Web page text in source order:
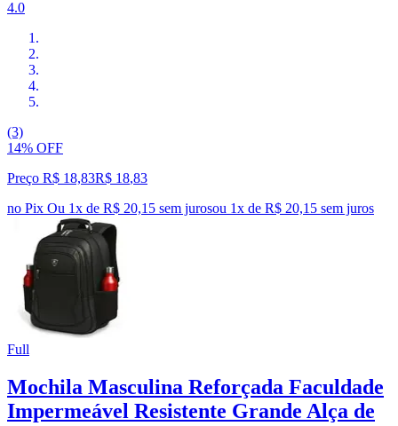
4.0
(3)
14% OFF
Preço R$ 18,83R$ 18,83
no Pix Ou 1x de R$ 20,15 sem jurosou 1x de R$ 20,15 sem juros
Full
Mochila Masculina Reforçada Faculdade
Impermeável Resistente Grande Alça de